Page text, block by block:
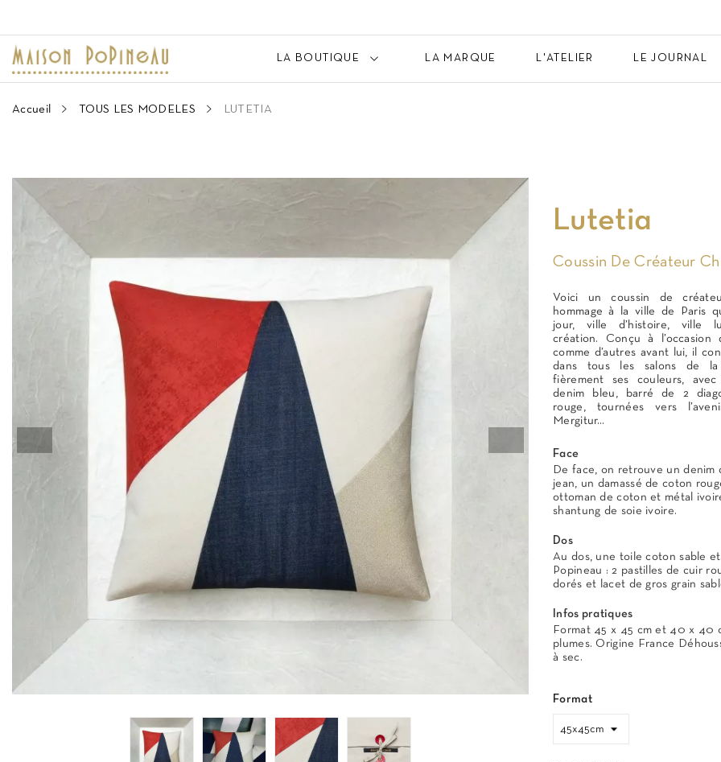
LA BOUTIQUE LA MARQUE L'ATELIER LE JOURNAL
Accueil TOUS LES MODELES LUTETIA
Lutetia
Coussin De Créateur
Voici un coussin de
hommage à la ville de Paris
jour, ville d’histoire, ville
création. Conçu à l’occasion
comme d’autres avant lui, il
dans tous les salons de
fièrement ses couleurs,
denim bleu, barré de 2
rouge, tournées vers
Mergitur…
Face
De face, on retrouve un denim
jean, un damassé de coton
ottoman de coton et métal
shantung de soie ivoire.
Dos
Au dos, une toile coton sable
Popineau : 2 pastilles de cuir
dorés et lacet de gros grain
Infos pratiques
Format 45 x 45 cm et 40 x 40
plumes. Origine France
à sec.
Format